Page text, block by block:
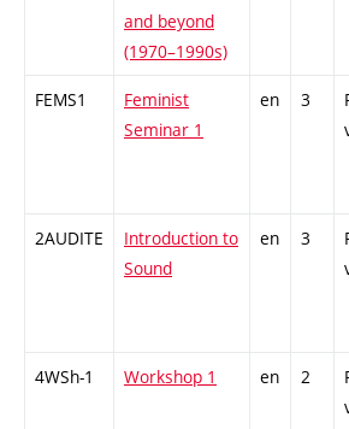
and beyond
(1970–1990s)
FEMS1
Feminist
Seminar 1
en 3
2AUDITE
Introduction to
Sound
en 3
4WSh-1 Workshop 1 en 2